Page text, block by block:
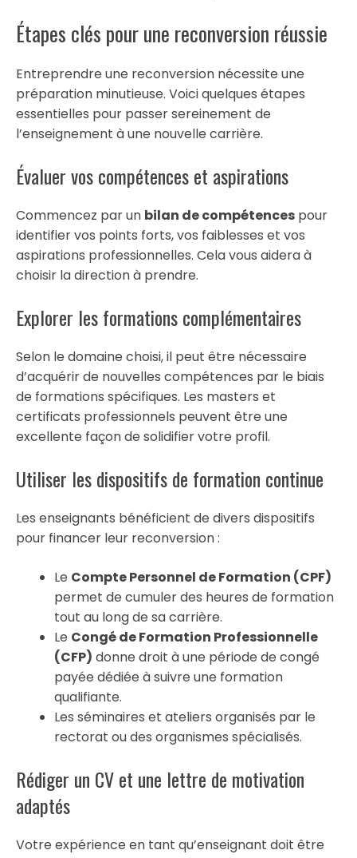
Étapes clés pour une reconversion réussie
Entreprendre une reconversion nécessite une
préparation minutieuse. Voici quelques étapes
essentielles pour passer sereinement de
l’enseignement à une nouvelle carrière.
Évaluer vos compétences et aspirations
Commencez par un bilan de compétences pour
identifier vos points forts, vos faiblesses et vos
aspirations professionnelles. Cela vous aidera à
choisir la direction à prendre.
Explorer les formations complémentaires
Selon le domaine choisi, il peut être nécessaire
d’acquérir de nouvelles compétences par le biais
de formations spécifiques. Les masters et
certificats professionnels peuvent être une
excellente façon de solidifier votre profil.
Utiliser les dispositifs de formation continue
Les enseignants bénéficient de divers dispositifs
pour financer leur reconversion :
Le Compte Personnel de Formation (CPF)
permet de cumuler des heures de formation
tout au long de sa carrière.
Le Congé de Formation Professionnelle
(CFP) donne droit à une période de congé
payée dédiée à suivre une formation
qualifiante.
Les séminaires et ateliers organisés par le
rectorat ou des organismes spécialisés.
Rédiger un CV et une lettre de motivation
adaptés
Votre expérience en tant qu’enseignant doit être